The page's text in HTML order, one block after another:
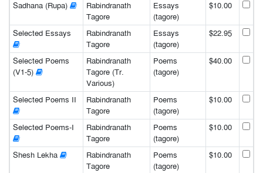
Sadhana (Rupa)
Rabindranath
Tagore
Essays
(tagore)
$10.00
Selected Essays
Rabindranath
Tagore
Essays
(tagore)
$22.95
Selected Poems
(V1-5)
Rabindranath
Tagore (Tr.
Various)
Poems
(tagore)
$40.00
Selected Poems II
Rabindranath
Tagore
Poems
(tagore)
$10.00
Selected Poems-I
Rabindranath
Tagore
Poems
(tagore)
$10.00
Shesh Lekha
Rabindranath
Tagore
Poems
(tagore)
$10.00